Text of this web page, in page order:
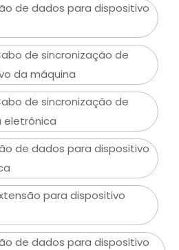
de dados para dispositivo
de sincronização de
da máquina
de sincronização de
eletrônica
de dados para dispositivo
para dispositivo
de dados para dispositivo